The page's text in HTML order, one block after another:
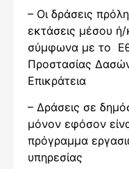
– Οι δράσεις
εκτάσεις μέσου
σύμφωνα με το
Προστασίας
Επικράτεια
– Δράσεις σε
μόνον εφόσον
πρόγραμμα
υπηρεσίας